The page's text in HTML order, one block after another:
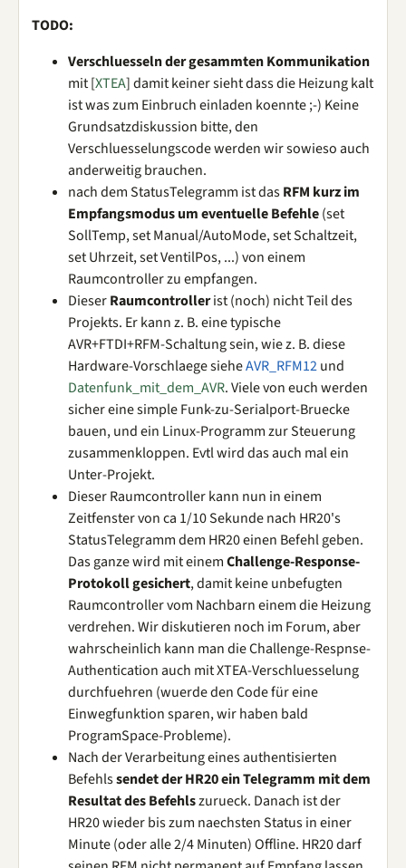
TODO:
Verschluesseln der gesammten Kommunikation
mit [XTEA] damit keiner sieht dass die Heizung kalt
ist was zum Einbruch einladen koennte ;-) Keine
Grundsatzdiskussion bitte, den
Verschluesselungscode werden wir sowieso auch
anderweitig brauchen.
nach dem StatusTelegramm ist dasRFM kurz im
Empfangsmodus um eventuelle Befehle(set
SollTemp, set Manual/AutoMode, set Schaltzeit,
set Uhrzeit, set VentilPos, ...) von einem
Raumcontroller zu empfangen.
DieserRaumcontrollerist (noch) nicht Teil des
Projekts. Er kann z. B. eine typische
AVR+FTDI+RFM-Schaltung sein, wie z. B. diese
Hardware-Vorschlaege sieheAVR_RFM12und
Datenfunk_mit_dem_AVR. Viele von euch werden
sicher eine simple Funk-zu-Serialport-Bruecke
bauen, und ein Linux-Programm zur Steuerung
zusammenkloppen. Evtl wird das auch mal ein
Unter-Projekt.
Dieser Raumcontroller kann nun in einem
Zeitfenster von ca 1/10 Sekunde nach HR20's
StatusTelegramm dem HR20 einen Befehl geben.
Das ganze wird mit einemChallenge-Response-
Protokoll gesichert, damit keine unbefugten
Raumcontroller vom Nachbarn einem die Heizung
verdrehen. Wir diskutieren noch im Forum, aber
wahrscheinlich kann man die Challenge-Respnse-
Authentication auch mit XTEA-Verschluesselung
durchfuehren (wuerde den Code für eine
Einwegfunktion sparen, wir haben bald
ProgramSpace-Probleme).
Nach der Verarbeitung eines authentisierten
Befehlssendet der HR20 ein Telegramm mit dem
Resultat des Befehlszurueck. Danach ist der
HR20 wieder bis zum naechsten Status in einer
Minute (oder alle 2/4 Minuten) Offline. HR20 darf